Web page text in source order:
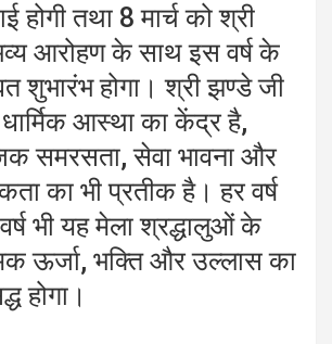
होगी तथा 8 मार्च को श्री
आरोहण के साथ इस वर्ष के
शुभारंभ होगा। श्री झण्डे जी
आस्था का केंद्र है,
समरसता, सेवा भावना और
का भी प्रतीक है। हर वर्ष
भी यह मेला श्रद्धालुओं के
ऊर्जा, भक्ति और उल्लास का
होगा।